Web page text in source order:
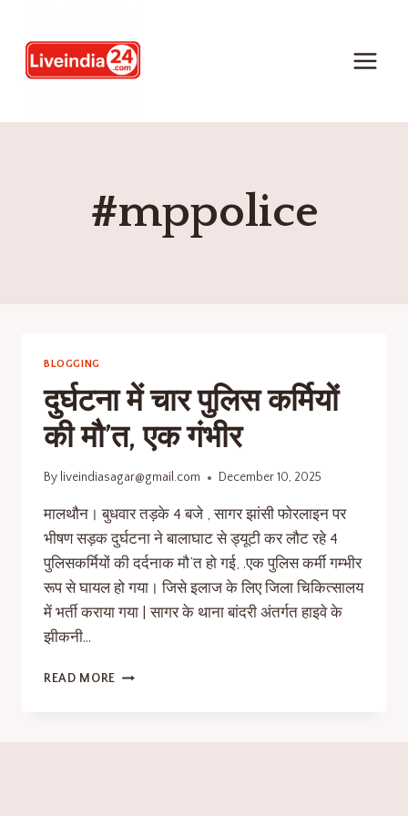
#mppolice
BLOGGING
दुर्घटना में चार पुलिस कर्मियों
की मौ’त, एक गंभीर
By liveindiasagar@gmail.com December 10, 2025
मालथौन। बुधवार तड़के 4 बजे , सागर झांसी फोरलाइन पर
भीषण सड़क दुर्घटना ने बालाघाट से ड्यूटी कर लौट रहे 4
पुलिसकर्मियों की दर्दनाक मौ’त हो गई, .एक पुलिस कर्मी गम्भीर
रूप से घायल हो गया। जिसे इलाज के लिए जिला चिकित्सालय
में भर्ती कराया गया | सागर के थाना बांदरी अंतर्गत हाइवे के
झीकनी…
READ MORE